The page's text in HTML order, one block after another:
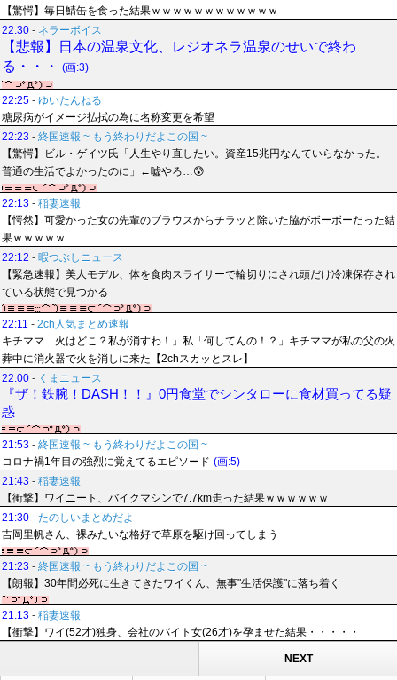
【驚愕】毎日鯖缶を食った結果ｗｗｗｗｗｗｗｗｗｗｗｗ
22:30 - ネラーボイス
【悲報】日本の温泉文化、レジオネラ温泉のせいで終わ
る・・・
(画:3)
22:25 - ゆいたんねる
糖尿病がイメージ払拭の為に名称変更を希望
22:23 - 終国速報 ~ もう終わりだよこの国 ~
【驚愕】ビル・ゲイツ氏「人生やり直したい。資産15兆円なんていらなかった。
普通の生活でよかったのに」←嘘やろ…😰
22:13 - 稲妻速報
【愕然】可愛かった女の先輩のブラウスからチラッと除いた脇がボーボーだった結
果ｗｗｗｗｗ
22:12 - 暇つぶしニュース
【緊急速報】美人モデル、体を食肉スライサーで輪切りにされ頭だけ冷凍保存され
ている状態で見つかる
22:11 - 2ch人気まとめ速報
キチママ「火はどこ？私が消すわ！」私「何してんの！？」キチママが私の父の火
葬中に消火器で火を消しに来た【2chスカッとスレ】
22:00 - くまニュース
『ザ！鉄腕！DASH！！』0円食堂でシンタローに食材買ってる疑
惑
21:53 - 終国速報 ~ もう終わりだよこの国 ~
コロナ禍1年目の強烈に覚えてるエピソード (画:5)
21:43 - 稲妻速報
【衝撃】ワイニート、バイクマシンで7.7km走った結果ｗｗｗｗｗｗ
21:30 - たのしいまとめだよ
吉岡里帆さん、裸みたいな格好で草原を駆け回ってしまう
21:23 - 終国速報 ~ もう終わりだよこの国 ~
【朗報】30年間必死に生きてきたワイくん、無事"生活保護"に落ち着く
21:13 - 稲妻速報
【衝撃】ワイ(52才)独身、会社のバイト女(26才)を孕ませた結果・・・・・
NEXT